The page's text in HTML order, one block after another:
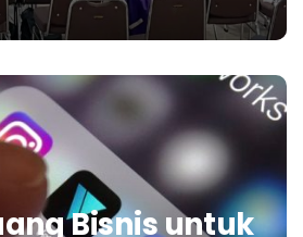
Bisnis untuk